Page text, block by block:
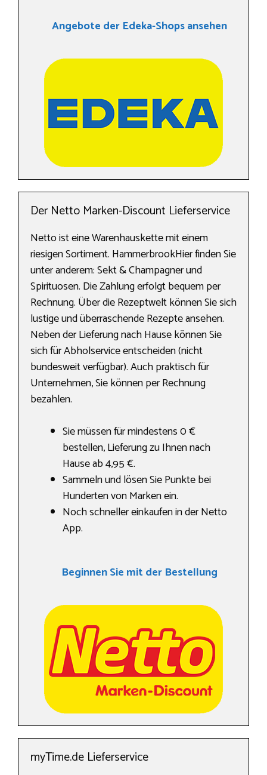
Angebote der Edeka-Shops ansehen
Der Netto Marken-Discount Lieferservice
Netto ist eine Warenhauskette mit einem
riesigen Sortiment. HammerbrookHier finden Sie
unter anderem: Sekt & Champagner und
Spirituosen. Die Zahlung erfolgt bequem per
Rechnung. Über die Rezeptwelt können Sie sich
lustige und überraschende Rezepte ansehen.
Neben der Lieferung nach Hause können Sie
sich für Abholservice entscheiden (nicht
bundesweit verfügbar). Auch praktisch für
Unternehmen, Sie können per Rechnung
bezahlen.
Sie müssen für mindestens 0 €
bestellen, Lieferung zu Ihnen nach
Hause ab 4,95 €.
Sammeln und lösen Sie Punkte bei
Hunderten von Marken ein.
Noch schneller einkaufen in der Netto
App.
Beginnen Sie mit der Bestellung
myTime.de Lieferservice